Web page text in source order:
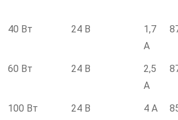
40 Вт 24 В
1,7
А
60 Вт 24 В
2,5
А
100 Вт 24 В 4 А